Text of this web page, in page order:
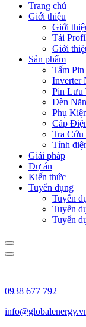
Trang chủ
Giới thiệu
Giới
Tải
Giới
Sản phẩm
Tấm
Inverter
Pin Lưu
Đèn
Phụ
Cáp
Tra Cứu
Tính
Giải pháp
Dự án
Kiến thức
Tuyển dụng
Tuyển
Tuyển
Tuyển
0938 677 792